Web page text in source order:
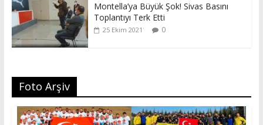
Montella’ya Büyük Şok! Sivas Basını
Toplantıyı Terk Etti
25 Ekim 2021 0
Foto Arşiv